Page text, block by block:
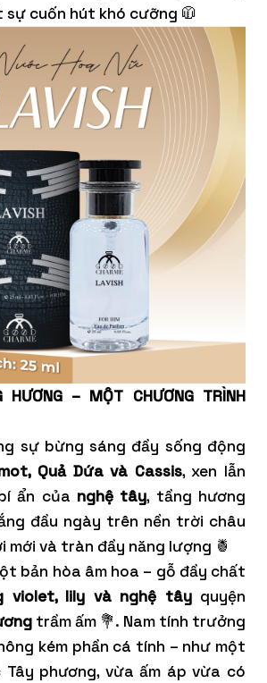
sự cuốn hút khó cưỡng 🧥
HƯƠNG – MỘT CHƯƠNG TRÌNH
sự bừng sáng đầy sống động
Quả Dứa và Cassis, xen lẫn
ẩn của nghệ tây, tầng hương
đầu ngày trên nền trời châu
mới và tràn đầy năng lượng 🍍
bản hòa âm hoa – gỗ đầy chất
violet, lily và nghệ tâyquyện
trầm ấm 💐. Nam tính trưởng
kém phần cá tính – như một
phương, vừa ấm áp vừa có